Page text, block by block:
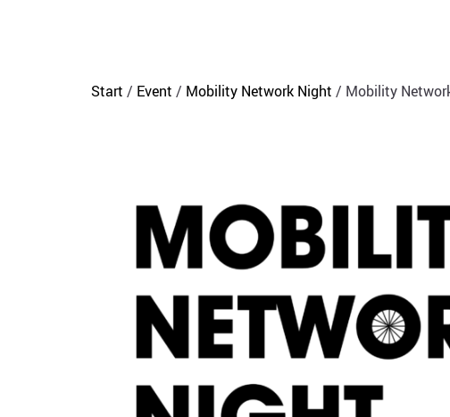
Start / Event / Mobility Network Night / Mobility